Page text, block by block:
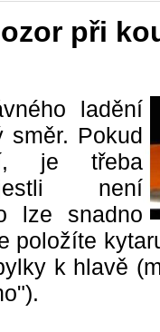
při
ladění
směr. Pokud
je třeba
není
lze snadno
položíte
k hlavě